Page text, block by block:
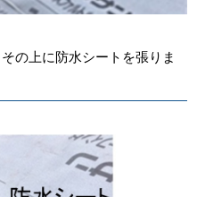
の上に防水シートを張りま